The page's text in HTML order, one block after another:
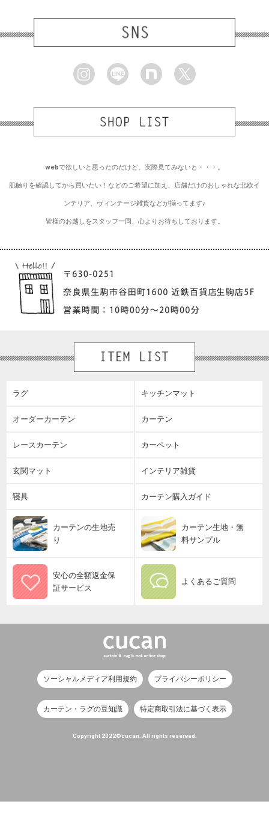
webで欲しいと思ったのだけど、実際見てみないと・・・。
肌触りを確認してから買いたい！などのご希望に加え、店舗だけのおしゃれな北欧イ
ンテリア、ヴィンテージ雑貨などが揃ってます♪
皆様のお越しをスタッフ一同、心よりお待ちしております。
ラグ キッチンマット
オーダーカーテン カーテン
レースカーテン カーペット
玄関マット インテリア雑貨
寝具 カーテン購入ガイド
カーテンの生地売
り
カーテン生地・無
料サンプル
安心の全額返金保
証サービス
よくあるご質問
ソーシャルメディア利用規約 プライバシーポリシー
カーテン・ラグの豆知識 特定商取引法に基づく表示
Copyright 2022©cucan. All rights reserved.